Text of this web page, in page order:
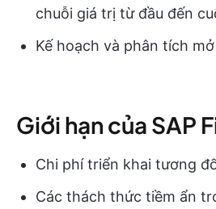
chuỗi giá trị từ đầu đến
Kế hoạch và phân tích
Giới hạn của SAP
Chi phí triển khai tương
Các thách thức tiềm ẩn